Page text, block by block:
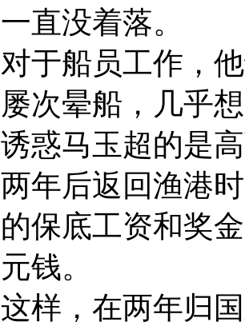
一直没着落。
对于船员工作，
屡次晕船，几乎
诱惑马玉超的是
两年后返回渔港
的保底工资和奖
元钱。
这样，在两年归